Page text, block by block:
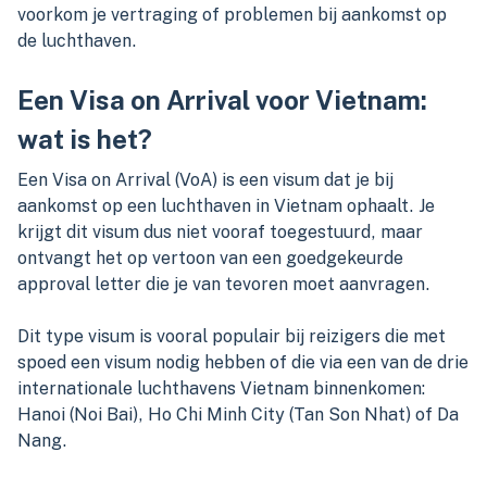
voorkom je vertraging of problemen bij aankomst op
de luchthaven.
Een Visa on Arrival voor Vietnam:
wat is het?
Een Visa on Arrival (VoA) is een visum dat je bij
aankomst op een luchthaven in Vietnam ophaalt. Je
krijgt dit visum dus niet vooraf toegestuurd, maar
ontvangt het op vertoon van een goedgekeurde
approval letter die je van tevoren moet aanvragen.
Dit type visum is vooral populair bij reizigers die met
spoed een visum nodig hebben of die via een van de drie
internationale luchthavens Vietnam binnenkomen:
Hanoi (Noi Bai), Ho Chi Minh City (Tan Son Nhat) of Da
Nang.